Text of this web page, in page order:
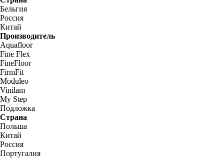
Бельгия
Россия
Китай
Производитель
Aquafloor
Fine Flex
FineFloor
FirmFit
Moduleo
Vinilam
My Step
Подложка
Страна
Польша
Китай
Россия
Португалия